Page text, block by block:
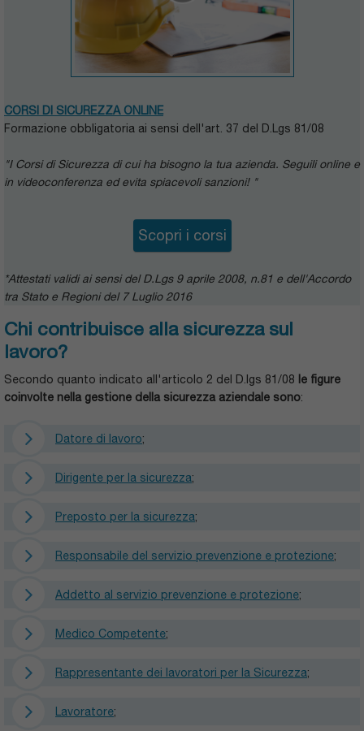
CORSI DI SICUREZZA ONLINE
Formazione obbligatoria ai sensi dell'art. 37 del D.Lgs 81/08
"I Corsi di Sicurezza di cui ha bisogno la tua azienda. Seguili online e
in videoconferenza ed evita spiacevoli sanzioni! "
Scopri i corsi
*Attestati validi ai sensi del D.Lgs 9 aprile 2008, n.81 e dell'Accordo
tra Stato e Regioni del 7 Luglio 2016
Chi contribuisce alla sicurezza sul
lavoro?
Secondo quanto indicato all'articolo 2 del D.lgs 81/08 le figure
coinvolte nella gestione della sicurezza aziendale sono:
Datore di lavoro;
Dirigente per la sicurezza;
Preposto per la sicurezza;
Responsabile del servizio prevenzione e protezione;
Addetto al servizio prevenzione e protezione;
Medico Competente;
Rappresentante dei lavoratori per la Sicurezza;
Lavoratore;